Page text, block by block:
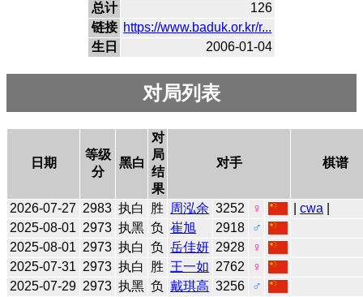
总计
126
链接 https://www.baduk.or.kr/r...
生日
2006-01-04
对局列表
日期
等级
分
黑白
对
局
结
果
对手 棋谱
2026-07-27 2983 执白 胜 周泓余 3252 ♀ |cwa
2025-08-01 2973 执黑 负 崔旭 2918
♂
2025-08-01 2973 执白 负 岳佳妍 2928
♀
2025-07-31 2973 执白 胜 王一如 2762
♀
2025-07-29 2973 执黑 负 戴琪高 3256
♂